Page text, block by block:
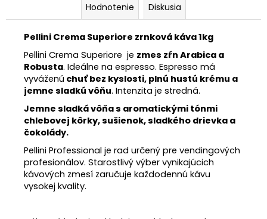
Hodnotenie
Diskusia
Pellini Crema Superiore zrnková káva 1kg
Pellini Crema Superiore je zmes zŕn Arabica a
Robusta. Ideálne na espresso. Espresso má
vyváženú chuť bez kyslosti, plnú hustú krému a
jemne sladkú vôňu. Intenzita je stredná.
Jemne sladká vôňa s aromatickými tónmi
chlebovej kôrky, sušienok, sladkého drievka a
čokolády.
Pellini Professional je rad určený pre vendingových
profesionálov. Starostlivý výber vynikajúcich
kávových zmesí zaručuje každodennú kávu
vysokej kvality.